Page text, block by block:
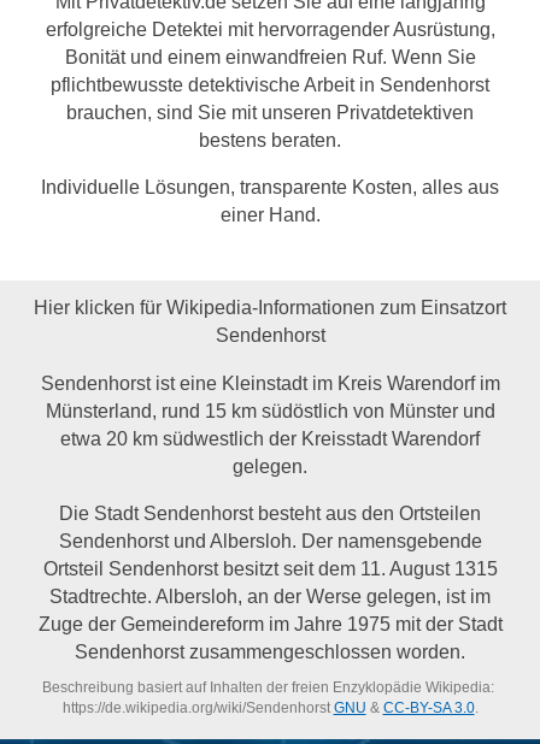
erfolgreiche Detektei mit hervorragender Ausrüstung,
Bonität und einem einwandfreien Ruf. Wenn Sie
pflichtbewusste detektivische Arbeit in Sendenhorst
brauchen, sind Sie mit unseren Privatdetektiven
bestens beraten.
Individuelle Lösungen, transparente Kosten, alles aus
einer Hand.
Hier klicken für Wikipedia-Informationen zum Einsatzort
Sendenhorst
Sendenhorst ist eine Kleinstadt im Kreis Warendorf im
Münsterland, rund 15 km südöstlich von Münster und
etwa 20 km südwestlich der Kreisstadt Warendorf
gelegen.
Die Stadt Sendenhorst besteht aus den Ortsteilen
Sendenhorst und Albersloh. Der namensgebende
Ortsteil Sendenhorst besitzt seit dem 11. August 1315
Stadtrechte. Albersloh, an der Werse gelegen, ist im
Zuge der Gemeindereform im Jahre 1975 mit der Stadt
Sendenhorst zusammengeschlossen worden.
Beschreibung basiert auf Inhalten der freien Enzyklopädie Wikipedia:
https://de.wikipedia.org/wiki/Sendenhorst GNU & CC-BY-SA 3.0.